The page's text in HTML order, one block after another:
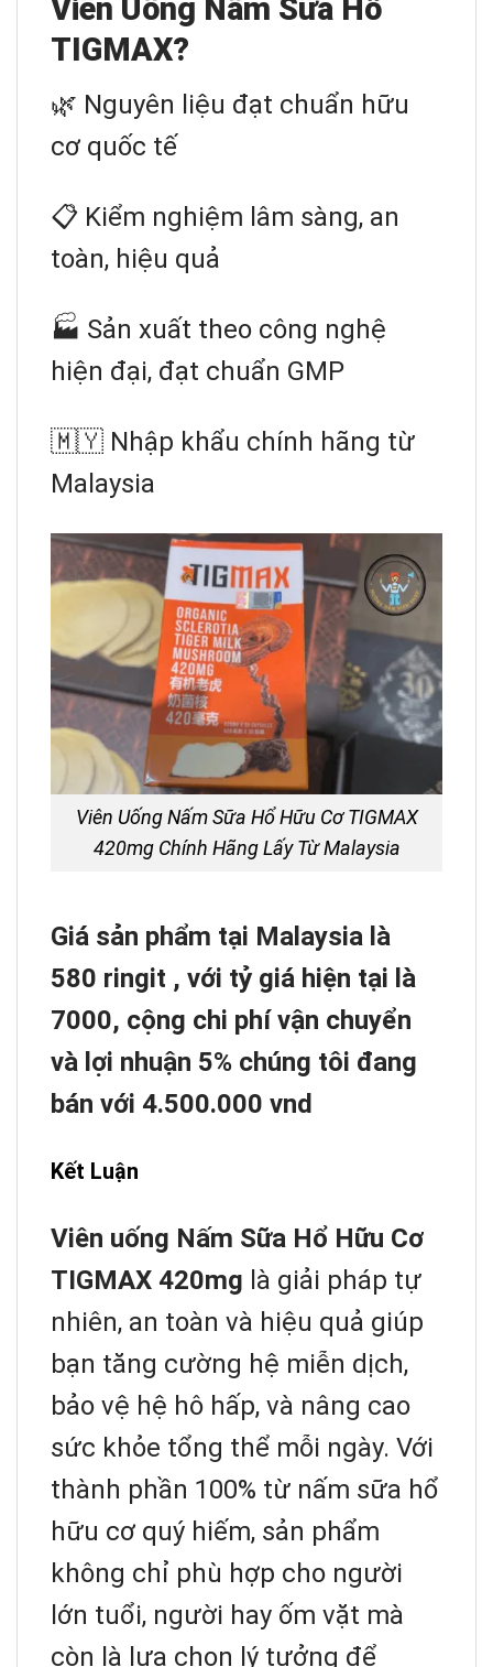
Viên Uống Nấm Sữa Hổ
TIGMAX?
🌿 Nguyên liệu đạt chuẩn hữu
cơ quốc tế
📋 Kiểm nghiệm lâm sàng, an
toàn, hiệu quả
🏭 Sản xuất theo công nghệ
hiện đại, đạt chuẩn GMP
🇲🇾 Nhập khẩu chính hãng từ
Malaysia
Viên Uống Nấm Sữa Hổ Hữu Cơ TIGMAX
420mg Chính Hãng Lấy Từ Malaysia
Giá sản phẩm tại Malaysia là
580 ringit , với tỷ giá hiện tại là
7000, cộng chi phí vận chuyển
và lợi nhuận 5% chúng tôi đang
bán với 4.500.000 vnd
Kết Luận
Viên uống Nấm Sữa Hổ Hữu Cơ
TIGMAX 420mg là giải pháp tự
nhiên, an toàn và hiệu quả giúp
bạn tăng cường hệ miễn dịch,
bảo vệ hệ hô hấp, và nâng cao
sức khỏe tổng thể mỗi ngày. Với
thành phần 100% từ nấm sữa hổ
hữu cơ quý hiếm, sản phẩm
không chỉ phù hợp cho người
lớn tuổi, người hay ốm vặt mà
còn là lựa chọn lý tưởng để